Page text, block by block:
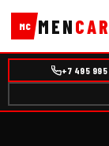
MC MENCAR
+7 495